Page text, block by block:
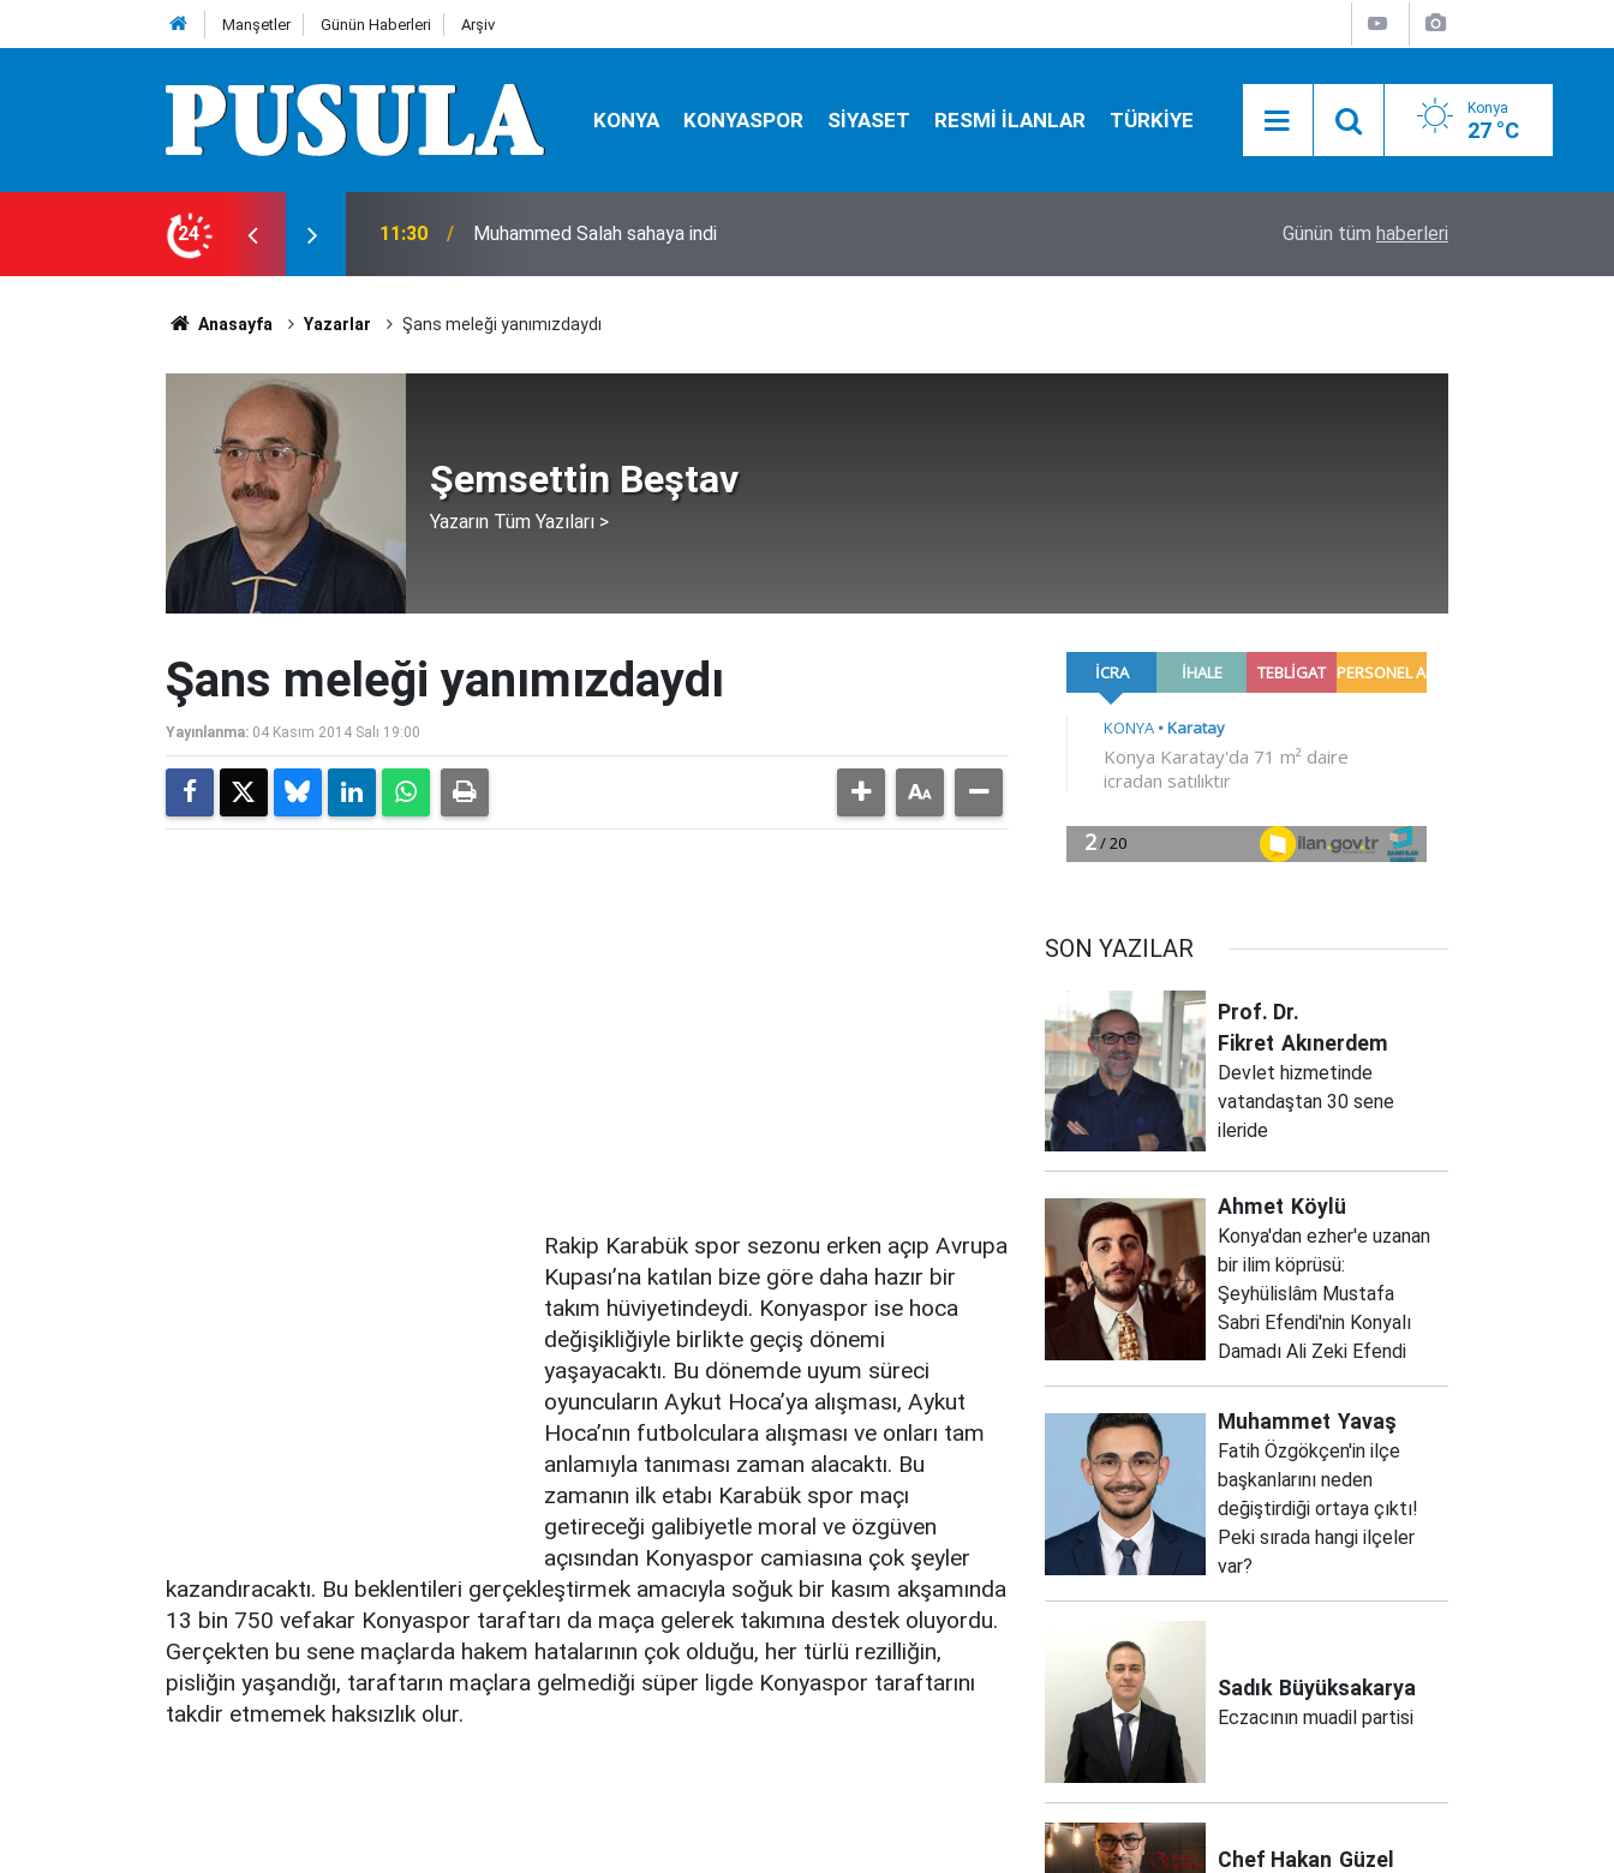
Manşetler Günün Haberleri Arşiv
KONYA KONYASPOR SİYASET RESMİ İLANLAR TÜRKİYE Konya
27 °C
24
kadem bastı! Ne ölüm kaydı var ne hastane
11:30 Muhammed Salah sahaya indi Beşiktaş Çekya'da avantajı kaptı
Günün tüm haberleri
Anasayfa Yazarlar Şans meleği yanımızdaydı
Şemsettin Beştav
Yazarın Tüm Yazıları >
Şans meleği yanımızdaydı
Yayınlanma: 04 Kasım 2014 Salı 19:00
Rakip Karabük spor sezonu erken açıp Avrupa
Kupası’na katılan bize göre daha hazır bir
takım hüviyetindeydi. Konyaspor ise hoca
değişikliğiyle birlikte geçiş dönemi
yaşayacaktı. Bu dönemde uyum süreci
oyuncuların Aykut Hoca’ya alışması, Aykut
Hoca’nın futbolculara alışması ve onları tam
anlamıyla tanıması zaman alacaktı. Bu
zamanın ilk etabı Karabük spor maçı
getireceği galibiyetle moral ve özgüven
açısından Konyaspor camiasına çok şeyler
kazandıracaktı. Bu beklentileri gerçekleştirmek amacıyla soğuk bir kasım akşamında
13 bin 750 vefakar Konyaspor taraftarı da maça gelerek takımına destek oluyordu.
Gerçekten bu sene maçlarda hakem hatalarının çok olduğu, her türlü rezilliğin,
pisliğin yaşandığı, taraftarın maçlara gelmediği süper ligde Konyaspor taraftarını
takdir etmemek haksızlık olur.
SON YAZILAR
Prof. Dr.
Fikret Akınerdem
Devlet hizmetinde
vatandaştan 30 sene
ileride
Ahmet Köylü
Konya'dan ezher'e uzanan
bir ilim köprüsü:
Şeyhülislâm Mustafa
Sabri Efendi'nin Konyalı
Damadı Ali Zeki Efendi
Muhammet Yavaş
Fatih Özgökçen'in ilçe
başkanlarını neden
değiştirdiği ortaya çıktı!
Peki sırada hangi ilçeler
var?
Sadık Büyüksakarya
Eczacının muadil partisi
Chef Hakan Güzel